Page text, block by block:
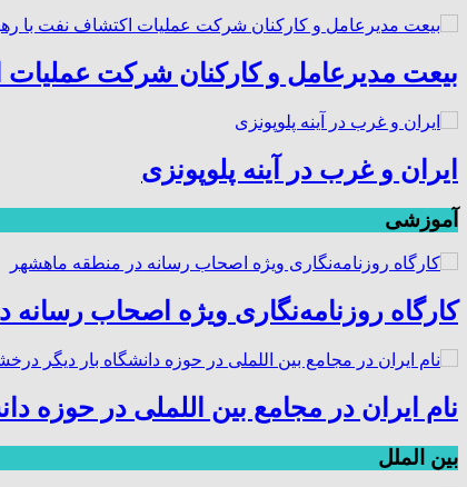
بیعت مدیرعامل و کارکنان شرکت
ایران و غرب در آینه پلوپونزی
آموزشی
کارگاه روزنامه‌نگاری ویژه اصحاب رسانه
نام ایران در مجامع بین اللملی در حوزه
بین الملل